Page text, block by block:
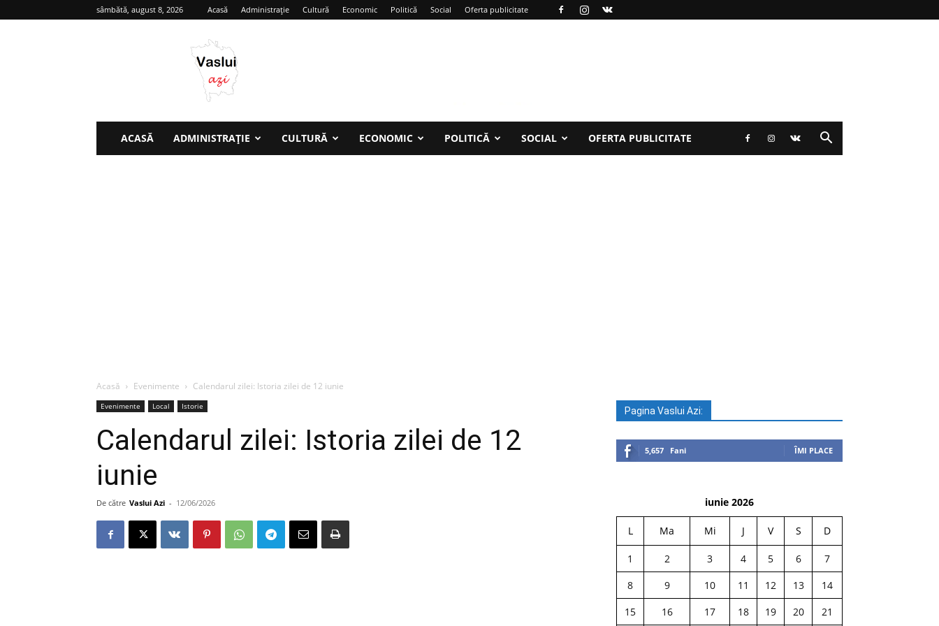
sâmbătă, august 8, 2026 Acasă Administrație Cultură Economic Politică Social Oferta publicitate
ACASĂ ADMINISTRAȚIE CULTURĂ ECONOMIC POLITICĂ SOCIAL OFERTA PUBLICITATE
Acasă Evenimente Calendarul zilei: Istoria zilei de 12 iunie
Evenimente Local Istorie
Calendarul zilei: Istoria zilei de 12
iunie
De către Vaslui Azi - 12/06/2026
Pagina Vaslui Azi:
5,657 Fani ÎMI PLACE
iunie 2026
L Ma Mi J V S D
1 2 3 4 5 6
7
8
9 10 11 12 13
14
15
16 17 18 19 20 21